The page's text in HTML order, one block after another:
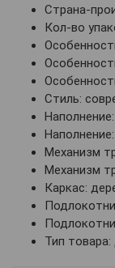
Страна-
Кол-во
Стиль:
Механизм
Механизм
Каркас:
Тип